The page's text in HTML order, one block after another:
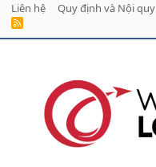
Liên hệ
Quy định và Nội quy
R